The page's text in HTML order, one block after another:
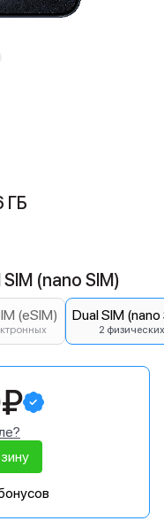
ГБ
(nano SIM)
(eSIM) Dual SIM
2 физических